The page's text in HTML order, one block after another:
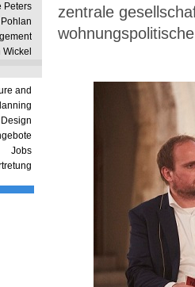
Peters
Wickel
and
Jobs
zentrale